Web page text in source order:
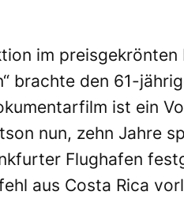
im
brachte den 61-
ist ein
nun, zehn Jahre
Flughafen
aus Costa Rica